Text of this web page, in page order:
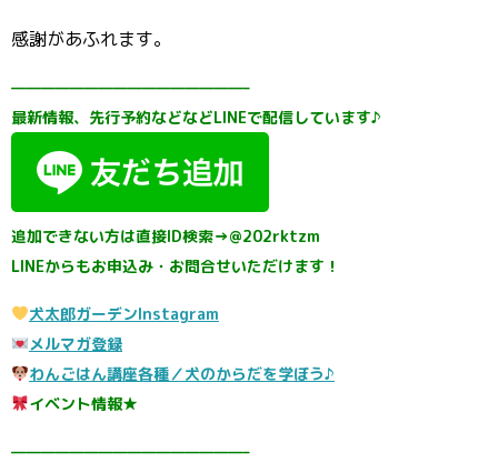
感謝があふれます。
————————————————–
最新情報、先行予約などなどLINEで配信しています♪
追加できない方は直接ID検索→@202rktzm
LINEからもお申込み・お問合せいただけます！
犬太郎ガーデンInstagram
メルマガ登録
わんごはん講座各種／犬のからだを学ぼう♪
イベント情報★
————————————————–